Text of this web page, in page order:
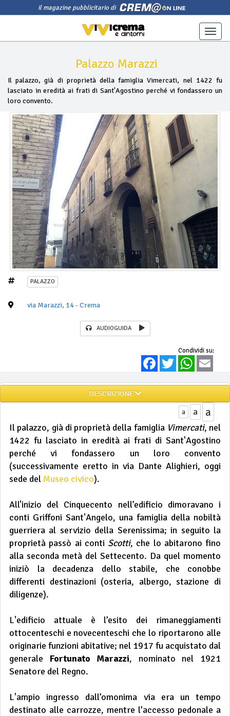
il magazine pubblicitario di
Toggle
Palazzo Marazzi
Il palazzo, già di proprietà della famiglia Vimercati, nel 1422 fu
lasciato in eredità ai frati di Sant'Agostino perché vi fondassero un
loro convento.
PALAZZO
via Marazzi, 14 - Crema
AUDIOGUIDA
Condividi su:
FacebookTwitter WhatsApp
DESCRIZIONE
a a a
Il palazzo, già di proprietà della famiglia Vimercati, nel
1422 fu lasciato in eredità ai frati di Sant'Agostino
perché vi fondassero un loro convento
(successivamente eretto in via Dante Alighieri, oggi
sede del Museo civico).
All'inizio del Cinquecento nell’edificio dimoravano i
conti Griffoni Sant'Angelo, una famiglia della nobiltà
guerriera al servizio della Serenissima; in seguito la
proprietà passò ai conti Scotti, che lo abitarono fino
alla seconda metà del Settecento. Da quel momento
iniziò la decadenza dello stabile, che conobbe
differenti destinazioni (osteria, albergo, stazione di
diligenze).
L'edificio attuale è l’esito dei rimaneggiamenti
ottocenteschi e novecenteschi che lo riportarono alle
originarie funzioni abitative; nel 1917 fu acquistato dal
generale Fortunato Marazzi, nominato nel 1921
Senatore del Regno.
L'ampio ingresso dall’omonima via era un tempo
destinato alle carrozze, mentre l’accesso pedonale a